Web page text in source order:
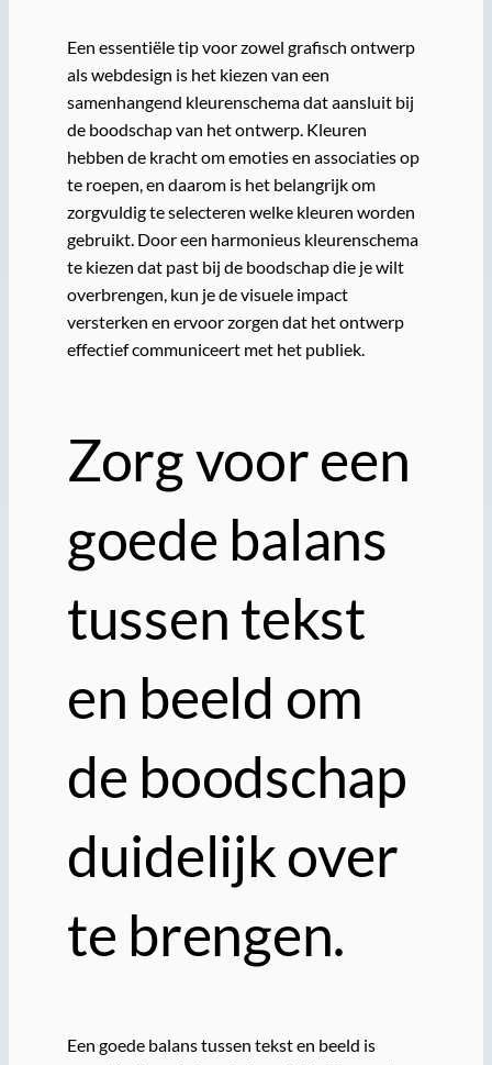
Een essentiële tip voor zowel grafisch ontwerp
als webdesign is het kiezen van een
samenhangend kleurenschema dat aansluit bij
de boodschap van het ontwerp. Kleuren
hebben de kracht om emoties en associaties op
te roepen, en daarom is het belangrijk om
zorgvuldig te selecteren welke kleuren worden
gebruikt. Door een harmonieus kleurenschema
te kiezen dat past bij de boodschap die je wilt
overbrengen, kun je de visuele impact
versterken en ervoor zorgen dat het ontwerp
effectief communiceert met het publiek.
Zorg voor een
goede balans
tussen tekst
en beeld om
de boodschap
duidelijk over
te brengen.
Een goede balans tussen tekst en beeld is